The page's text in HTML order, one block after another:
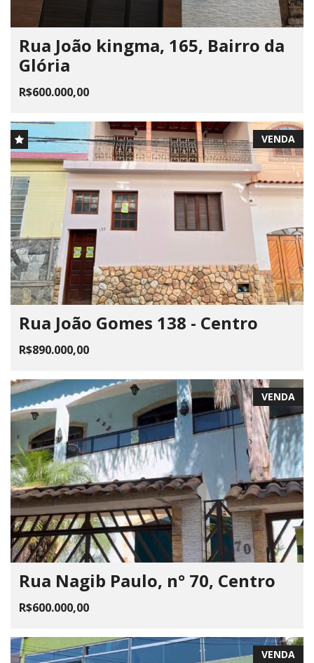
Rua João kingma, 165, Bairro da
Glória
R$600.000,00
VENDA
Rua João Gomes 138 - Centro
R$890.000,00
VENDA
Rua Nagib Paulo, n° 70, Centro
R$600.000,00
VENDA